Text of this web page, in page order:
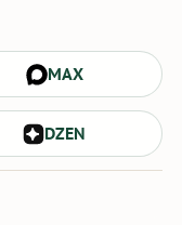
MAX
DZEN